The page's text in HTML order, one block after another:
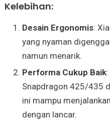
Kelebihan:
Desain Ergonomis:
yang nyaman
namun menarik.
Performa Cukup Baik
Snapdragon 425/435
ini mampu
dengan lancar.